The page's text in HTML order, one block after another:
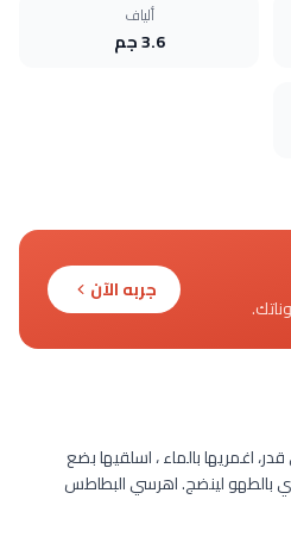
ألياف
3.6 جم
جربه الآن
اغمريها بالماء ، اسلقيها بضع
بالطهو لينضج. اهرسي البطاطس